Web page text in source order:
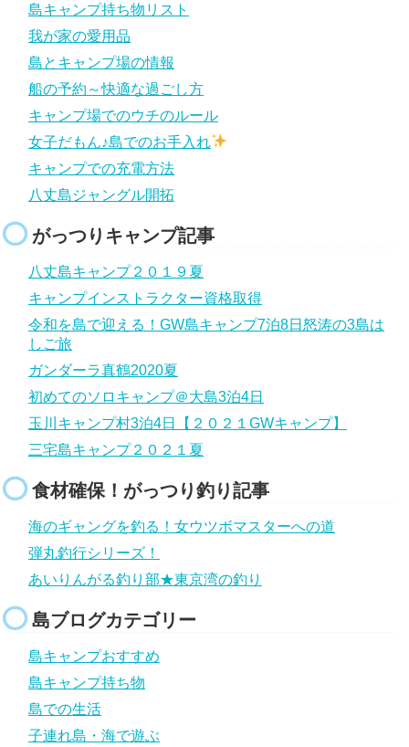
島キャンプ持ち物リスト
我が家の愛用品
島とキャンプ場の情報
船の予約～快適な過ごし方
キャンプ場でのウチのルール
女子だもん♪島でのお手入れ
キャンプでの充電方法
八丈島ジャングル開拓
がっつりキャンプ記事
八丈島キャンプ２０１９夏
キャンプインストラクター資格取得
令和を島で迎える！GW島キャンプ7泊8日怒涛の3島は
しご旅
ガンダーラ真鶴2020夏
初めてのソロキャンプ＠大島3泊4日
玉川キャンプ村3泊4日【２０２１GWキャンプ】
三宅島キャンプ２０２１夏
食材確保！がっつり釣り記事
海のギャングを釣る！女ウツボマスターへの道
弾丸釣行シリーズ！
あいりんがる釣り部★東京湾の釣り
島ブログカテゴリー
島キャンプおすすめ
島キャンプ持ち物
島での生活
子連れ島・海で遊ぶ